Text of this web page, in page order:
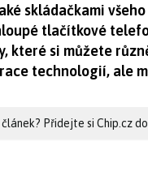
skládačkami
tlačítkové
které si můžete
technologií, ale
Přidejte si Chip.cz